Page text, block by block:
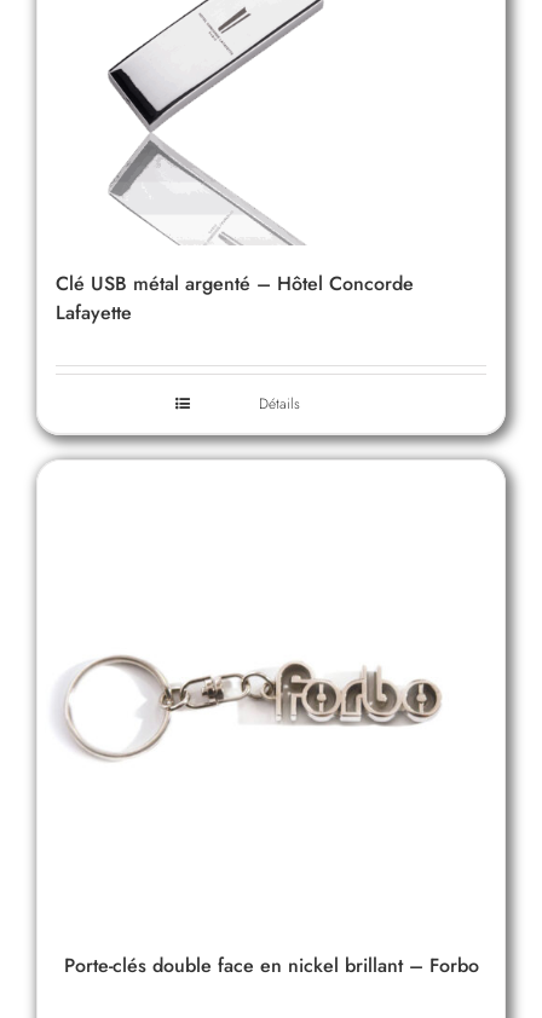
Clé USB métal argenté – Hôtel Concorde
Lafayette
Détails
Porte-clés double face en nickel brillant – Forbo